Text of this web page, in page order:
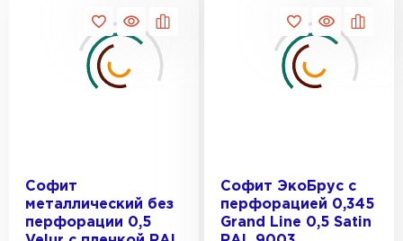
Софит
металлический без
перфорации 0,5
Софит ЭкоБрус с
перфорацией 0,345
Grand Line 0,5 Satin